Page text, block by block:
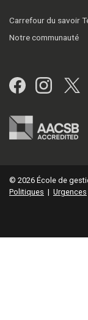
Carrefour du savoir
Notre communauté
© 2026 École de
Politiques | Urgences